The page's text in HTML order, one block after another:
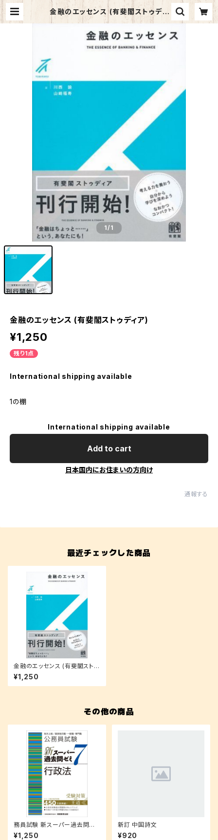
金融のエッセンス (有斐閣ストゥディ
ア) | マイブックス関大前店(店頭受取
1/1
金融のエッセンス (有斐閣ストゥディア)
¥1,250
残り1点
International shipping available
1の棚
International shipping available
Add to cart
日本国内にお住まいの方向け
通報する
最近チェックした商品
金融のエッセンス (有斐閣ストゥ
ディア)
¥1,250
その他の商品
務員試験 新スーパー過去問ゼ
ミ 7 行政法
¥1,250
新訂 中国詩文
¥920